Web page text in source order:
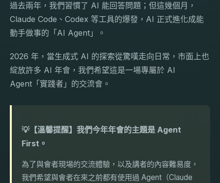
過去兩年，我們習慣了 AI 能回答問題；但這幾個月，
Claude Code、Codex 等工具的爆發，AI 正式進化成能
動手做事的「AI Agent」。
2026 年，當生成式 AI 的探索從驚嘆走向日常，市面上也
綻放許多 AI 年會，我們希望這是一場專屬於 AI
Agent「實踐者」的交流會。
💡【溫馨提醒】我們今年年會的主題是 Agent
First。
為了與會者現場的交流體驗，以及講者的內容難易度，
我們希望與會者在來之前都有使用過 Agent（Claude